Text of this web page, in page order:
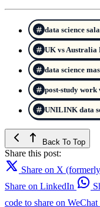
data science
UK vs Australia
data science
post-study work
UNILINK data
Back To Top
Share this post:
Share on X
Share on LinkedIn
code to share on WeChat